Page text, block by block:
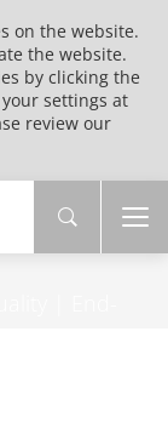
on the website.
the website.
by clicking the
your settings at
review our
| End-